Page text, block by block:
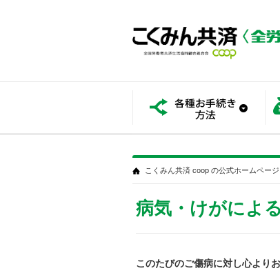
こくみん共済 coop の公式ホームページ
病気・けがによ
このたびのご傷病に対し心より